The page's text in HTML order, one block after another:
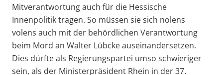
Mitverantwortung auch für die Hessische
Innenpolitik tragen. So müssen sie sich nolens
volens auch mit der behördlichen Verantwortung
beim Mord an Walter Lübcke auseinandersetzen.
Dies dürfte als Regierungspartei umso schwieriger
sein, als der Ministerpräsident Rhein in der 37.